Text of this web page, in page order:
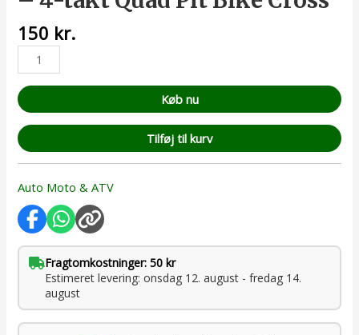
150 kr.
Køb nu
Tilføj til kurv
Auto Moto & ATV
Fragtomkostninger: 50 kr
Estimeret levering: onsdag 12. august - fredag 14.
august